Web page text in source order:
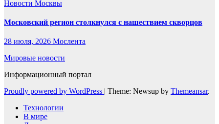
Новости Москвы
Московский регион столкнулся с нашествием скворцов
28 июля, 2026 Мослента
Мировые новости
Информационный портал
Proudly powered by WordPress | Theme: Newsup by Themeansar.
Технологии
В мире